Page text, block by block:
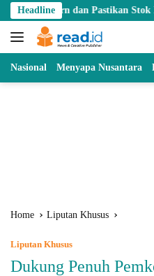
Skip
to
content
HeadlineStok Beras Subsidi
Nasional Menyapa Nusantara
Home Liputan Khusus
Liputan Khusus
Dukung Penuh